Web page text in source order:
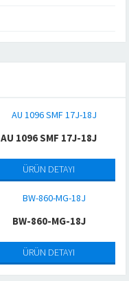
AU 1096 SMF 17J-18J
ÜRÜN DETAYI
BW-860-MG-18J
ÜRÜN DETAYI